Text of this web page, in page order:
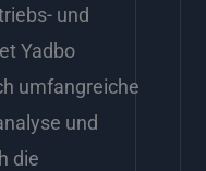
und
Yadbo
umfangreiche
und
die